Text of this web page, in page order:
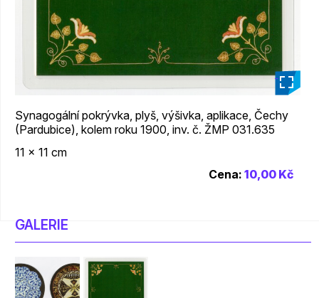
_
Synagogální pokrývka, plyš, výšivka, aplikace, Čechy
(Pardubice), kolem roku 1900, inv. č. ŽMP 031.635
11 x 11 cm
Cena: 10,00 Kč
GALERIE